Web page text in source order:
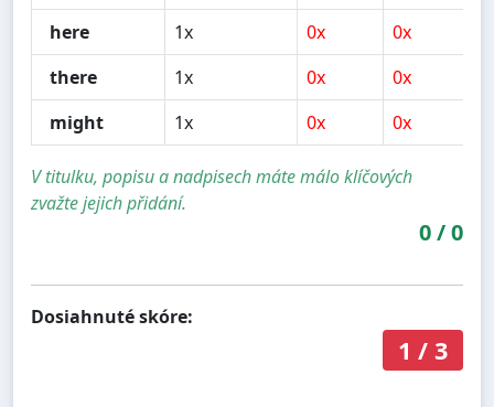
here
1x 0x 0x
there
1x 0x 0x
might
1x 0x 0x
V titulku, popisu a nadpisech máte málo klíčových
zvažte jejich přidání.
0/0
Dosiahnuté skóre:
1 / 3